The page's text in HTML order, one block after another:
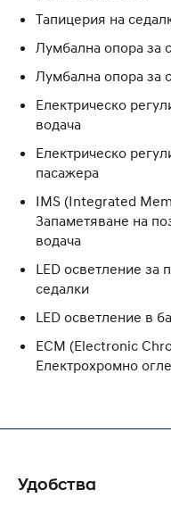
Тапицерия на
Лумбална опора за
Лумбална опора за
Eлектрическо
водача
Eлектрическо
пасажера
IMS (Integrated
Запаметяване на
водача
LED осветление за
седалки
LED осветление в
ECM (Electronic
Електрохромно
Удобства